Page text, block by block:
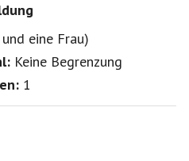
und eine Frau)
Keine Begrenzung
1